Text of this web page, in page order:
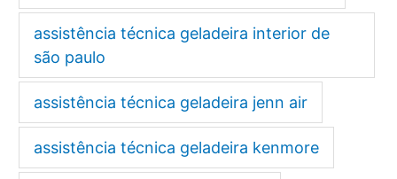
assistência técnica geladeira interior de
são paulo
assistência técnica geladeira jenn air
assistência técnica geladeira kenmore